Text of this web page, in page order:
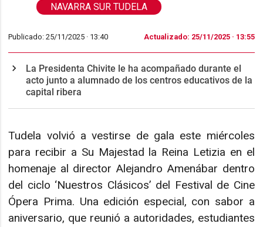
NAVARRA SUR TUDELA
Publicado: 25/11/2025 · 13:40 Actualizado: 25/11/2025 · 13:55
La Presidenta Chivite le ha acompañado durante el
acto junto a alumnado de los centros educativos de la
capital ribera
Tudela volvió a vestirse de gala este miércoles
para recibir a Su Majestad la Reina Letizia en el
homenaje al director Alejandro Amenábar dentro
del ciclo ‘Nuestros Clásicos’ del Festival de Cine
Ópera Prima. Una edición especial, con sabor a
aniversario, que reunió a autoridades, estudiantes